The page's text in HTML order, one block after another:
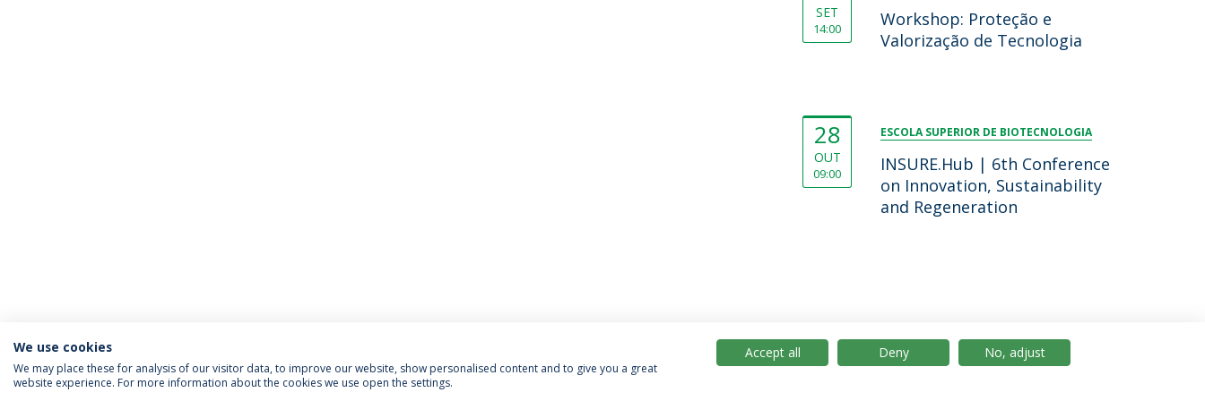
SET
14:00
Workshop: Proteção e
Valorização de Tecnologia
28
OUT
09:00
ESCOLA SUPERIOR DE BIOTECNOLOGIA
INSURE.Hub | 6th Conference
on Innovation, Sustainability
and Regeneration
We use cookies
We may place these for analysis of our visitor data, to improve our website, show personalised content and to give you a great
website experience. For more information about the cookies we use open the settings.
Accept all Deny No, adjust